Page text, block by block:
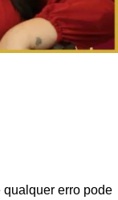
qualquer erro pode